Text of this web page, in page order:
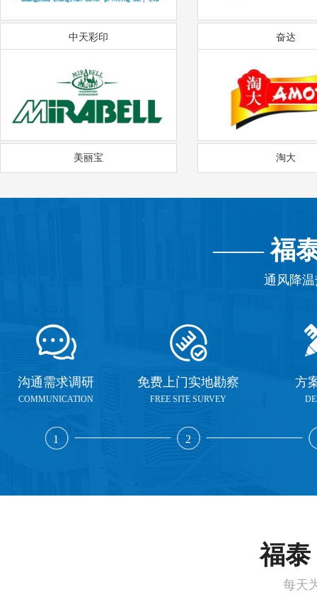
中天彩印 奋达
美丽宝 淘大
——福
通风降
沟通需求调研
COMMUNICATION
1
免费上门实地勘察
FREE SITE SURVEY
2
方
福泰
每天